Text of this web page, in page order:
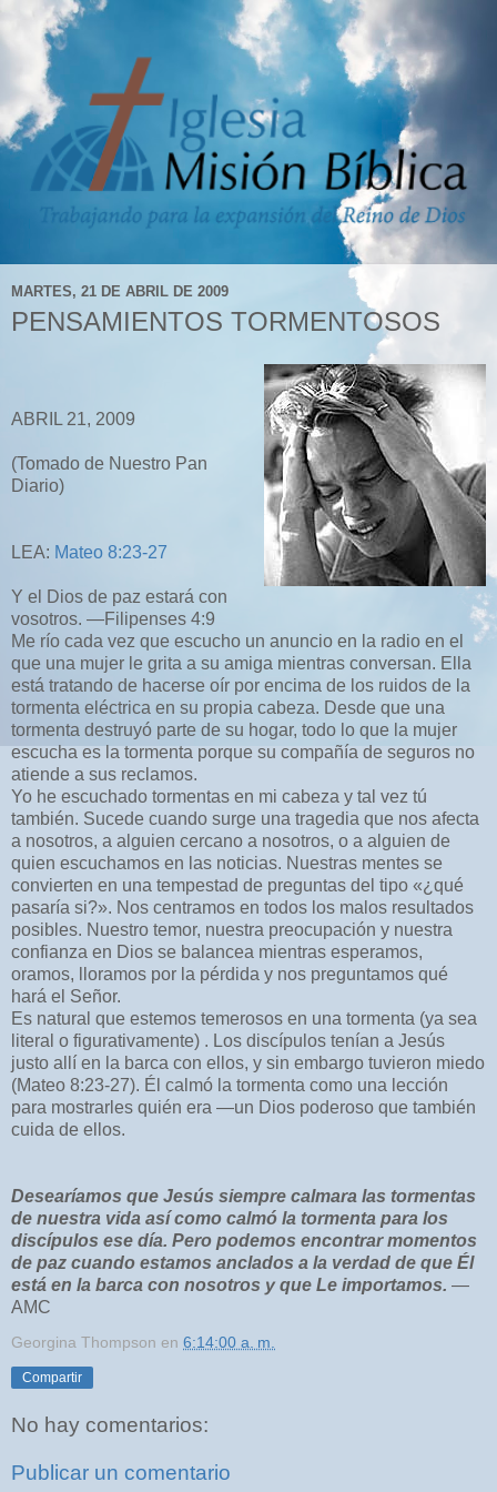
MARTES, 21 DE ABRIL DE 2009
PENSAMIENTOS TORMENTOSOS
ABRIL 21, 2009
(Tomado de Nuestro Pan
Diario)
LEA: Mateo 8:23-27
Y el Dios de paz estará con
vosotros. —Filipenses 4:9
Me río cada vez que escucho un anuncio en la radio en el
que una mujer le grita a su amiga mientras conversan. Ella
está tratando de hacerse oír por encima de los ruidos de la
tormenta eléctrica en su propia cabeza. Desde que una
tormenta destruyó parte de su hogar, todo lo que la mujer
escucha es la tormenta porque su compañía de seguros no
atiende a sus reclamos.
Yo he escuchado tormentas en mi cabeza y tal vez tú
también. Sucede cuando surge una tragedia que nos afecta
a nosotros, a alguien cercano a nosotros, o a alguien de
quien escuchamos en las noticias. Nuestras mentes se
convierten en una tempestad de preguntas del tipo «¿qué
pasaría si?». Nos centramos en todos los malos resultados
posibles. Nuestro temor, nuestra preocupación y nuestra
confianza en Dios se balancea mientras esperamos,
oramos, lloramos por la pérdida y nos preguntamos qué
hará el Señor.
Es natural que estemos temerosos en una tormenta (ya sea
literal o figurativamente) . Los discípulos tenían a Jesús
justo allí en la barca con ellos, y sin embargo tuvieron miedo
(Mateo 8:23-27). Él calmó la tormenta como una lección
para mostrarles quién era —un Dios poderoso que también
cuida de ellos.
Desearíamos que Jesús siempre calmara las tormentas
de nuestra vida así como calmó la tormenta para los
discípulos ese día. Pero podemos encontrar momentos
de paz cuando estamos anclados a la verdad de que Él
está en la barca con nosotros y que Le importamos. —
AMC
Georgina Thompson en 6:14:00 a. m.
Compartir
No hay comentarios:
Publicar un comentario